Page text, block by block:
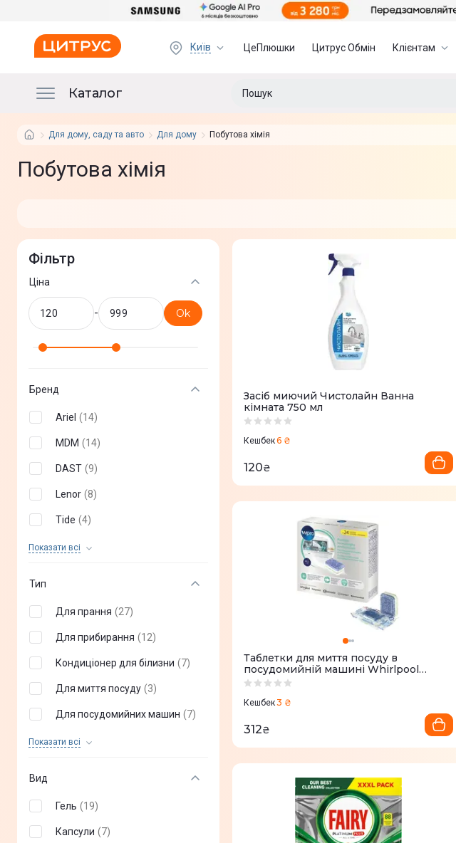
Київ ЦеПлюшки Цитрус Обмін Клієнтам
Каталог
Для дому, саду та авто Для дому Побутова хімія
Побутова хімія
Фільтр
Ціна
- Ok
Бренд
Ariel (14)
MDM (14)
DAST (9)
Lenor (8)
Tide (4)
Показати всiMR PROPER
Тип
Для прання (27)
Для прибирання (12)
Кондиціонер для білизни (7)
Для миття посуду (3)
Для посудомийних машин (7)
Показати всiДля догляду за тілом
Вид
Гель (19)
Капсули (7)
Засіб миючий Чистолайн Ванна
кімната 750 мл
Кешбек6 ₴
120₴
Таблетки для миття посуду в
посудомийній машині Whirlpool
484010678172 C00308531 (24 штуки)
Кешбек3 ₴
312₴